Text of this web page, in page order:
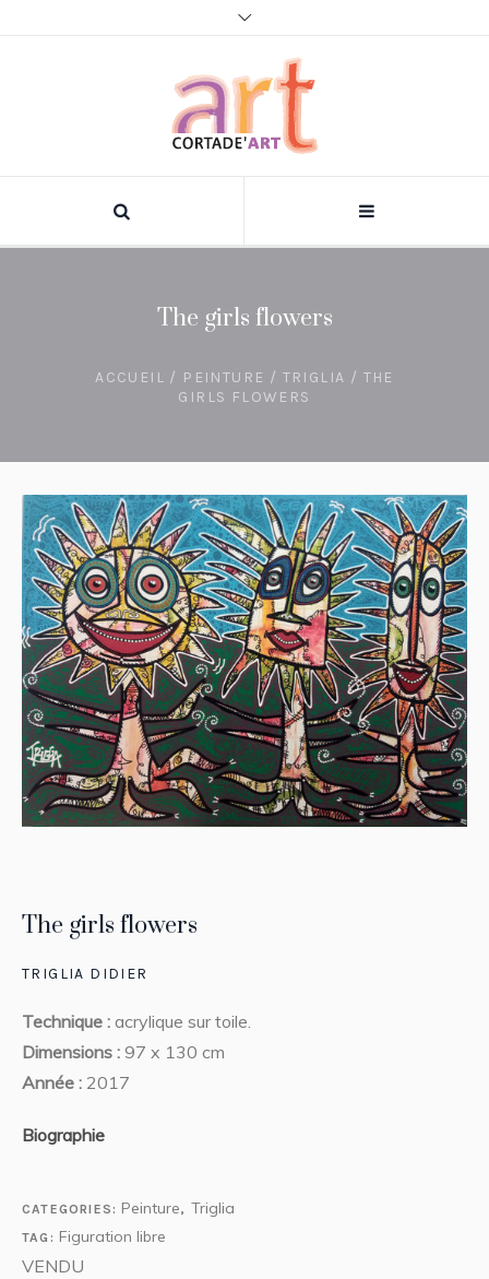
The girls flowers
ACCUEIL / PEINTURE / TRIGLIA / THE
GIRLS FLOWERS
The girls flowers
TRIGLIA DIDIER
Technique : acrylique sur toile.
Dimensions : 97 x 130 cm
Année : 2017
Biographie
CATEGORIES: Peinture, Triglia
TAG: Figuration libre
VENDU